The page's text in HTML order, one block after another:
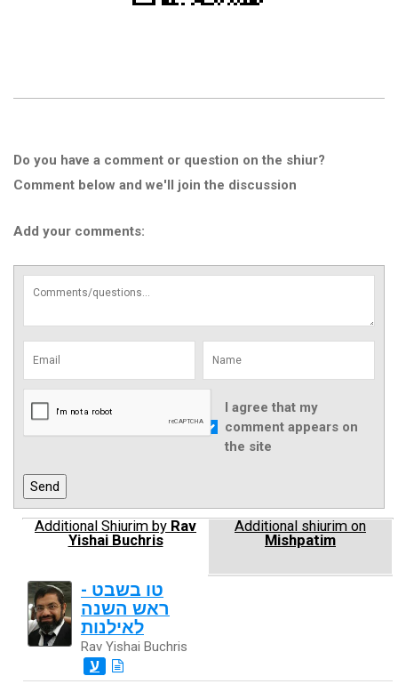
Do you have a comment or question on the shiur?
Comment below and we'll join the discussion
Add your comments:
I agree that my
comment appears on
the site
Additional Shiurim by Rav
Yishai Buchris
Additional shiurim on
Mishpatim
טו בשבט -
ראש השנה
לאילנות
Rav Yishai Buchris
ע